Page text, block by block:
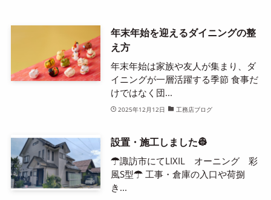
年末年始を迎えるダイニングの整
え方
年末年始は家族や友人が集まり、ダ
イニングが一層活躍する季節 食事だ
けではなく団...
2025年12月12日 工務店ブログ
設置・施工しました👷
☂諏訪市にてLIXIL オーニング 彩
風S型☂ 工事・倉庫の入口や荷捌
き...